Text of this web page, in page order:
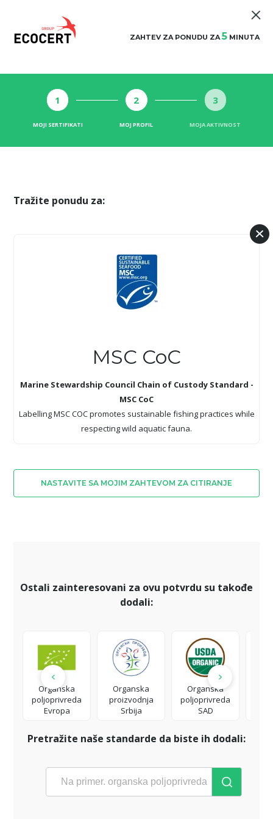
ZAHTEV ZA PONUDU ZA5MINUTA
1
MOJI SERTIFIKATI
2
MOJ PROFIL
3
MOJA AKTIVNOST
Tražite ponudu za:
MSC CoC
Marine Stewardship Council Chain of Custody Standard -
MSC CoC
Labelling MSC COC promotes sustainable fishing practices while
respecting wild aquatic fauna.
NASTAVITE SA MOJIM ZAHTEVOM ZA CITIRANJE
Ostali zainteresovani za ovu potvrdu su takođe
dodali:
Organska
poljoprivreda
Evropa
Organska
proizvodnja
Srbija
Organska
poljoprivreda
SAD
Pretražite naše standarde da biste ih dodali: